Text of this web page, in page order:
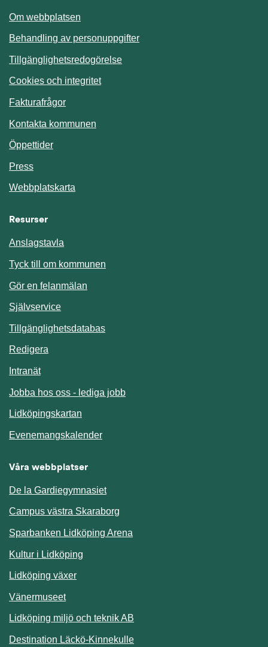
Om webbplatsen
Behandling av personuppgifter
Tillgänglighetsredogörelse
Cookies och integritet
Fakturafrågor
Kontakta kommunen
Öppettider
Press
Webbplatskarta
Resurser
Anslagstavla
Tyck till om kommunen
Gör en felanmälan
SjälvserviceLänk till annan webbplats.
TillgänglighetsdatabasLänk till annan webbplats.
Redigera
IntranätLänk till annan webbplats.
Jobba hos oss - lediga jobb
Lidköpingskartan
EvenemangskalenderLänk till annan webbplats.
Våra webbplatser
De la Gardiegymnasiet
Campus västra Skaraborg
Sparbanken Lidköping Arena
Kultur i Lidköping
Lidköping växer
Vänermuseet
Lidköping miljö och teknik AB
Destination Läckö-KinnekulleLänk till annan webbplats.